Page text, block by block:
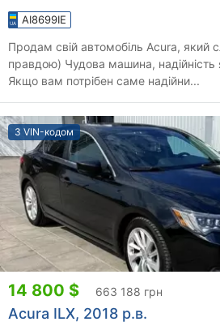
AI8699IE
Продам свій автомобіль Acura, який
правдою) Чудова машина, надійність
Якщо вам потрібен саме надійни...
З VIN-кодом
14 800 $ 663 188 грн
Acura ILX, 2018 р.в.